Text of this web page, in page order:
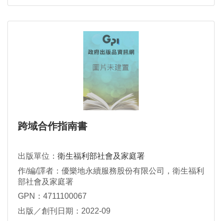
跨域合作指南書
出版單位： 衛生福利部社會及家庭署
作/編/譯者：優樂地永續服務股份有限公司，衛生福利
部社會及家庭署
GPN：4711100067
出版／創刊日期：2022-09